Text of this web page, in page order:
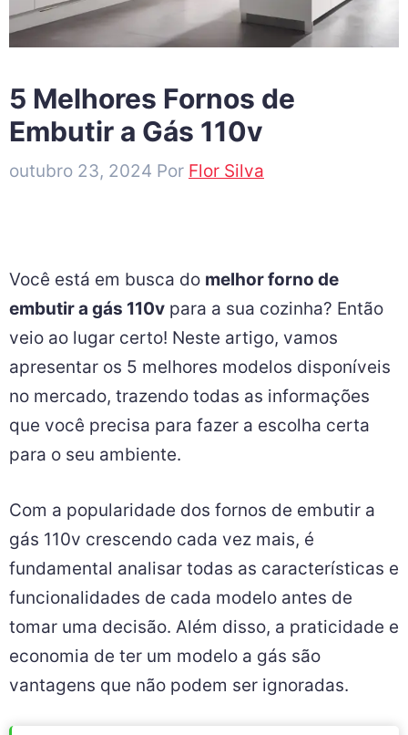
5 Melhores Fornos de
Embutir a Gás 110v
outubro 23, 2024 Por Flor Silva
Você está em busca do melhor forno de
embutir a gás 110v para a sua cozinha? Então
veio ao lugar certo! Neste artigo, vamos
apresentar os 5 melhores modelos disponíveis
no mercado, trazendo todas as informações
que você precisa para fazer a escolha certa
para o seu ambiente.
Com a popularidade dos fornos de embutir a
gás 110v crescendo cada vez mais, é
fundamental analisar todas as características e
funcionalidades de cada modelo antes de
tomar uma decisão. Além disso, a praticidade e
economia de ter um modelo a gás são
vantagens que não podem ser ignoradas.